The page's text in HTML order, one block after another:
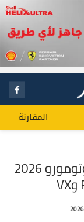
المقارنة
إكسيد مصر تعزز حضورها في أوتومورو 2026